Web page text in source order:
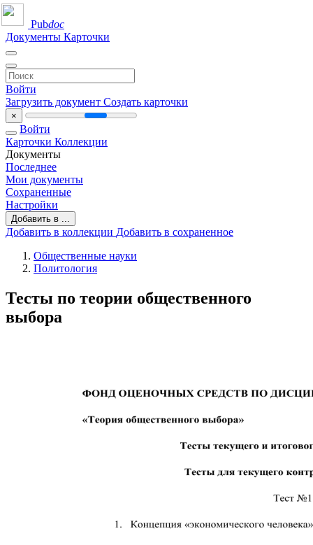
Pubdoc
Документы Карточки
Войти
Загрузить документ Создать карточки
×
Войти
Карточки Коллекции
Документы
Последнее
Мои документы
Сохраненные
Настройки
Добавить в ...
Добавить в коллекции Добавить в сохраненное
Общественные науки
Политология
Тесты по теории общественного
выбора